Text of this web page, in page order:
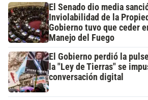
El Senado dio media
Inviolabilidad de la
Gobierno tuvo que ceder
Manejo del Fuego
El Gobierno perdió la
la "Ley de Tierras" se
conversación digital